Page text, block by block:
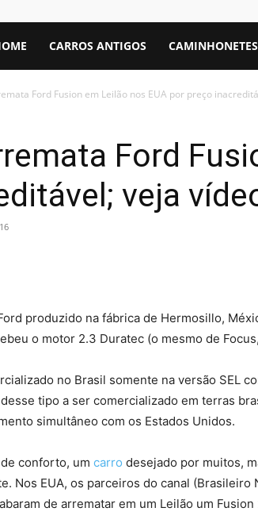
CARROS ANTIGOS CAMINHONETES
Ford Fusion em Leilão nos EUA por preço
Ford
veja
produzido na fábrica de Hermosillo,
o motor 2.3 Duratec (o mesmo de
no Brasil somente na versão SEL
desse tipo a ser comercializado em terras
simultâneo com os Estados Unidos.
conforto, um carro desejado por muitos,
Nos EUA, os parceiros do canal
de arrematar em um Leilão um